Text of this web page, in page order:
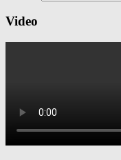
Video